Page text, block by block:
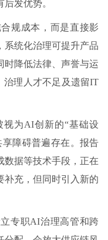
发优势。
规成本，而是直接影
系统化治理可提升产品
时降低法律、声誉与运
治理人才不足及遗留IT
为AI创新的“基础设
障碍普遍存在。报告
数据等技术手段，正在
补充，但同时引入新的
专职AI治理高管和跨